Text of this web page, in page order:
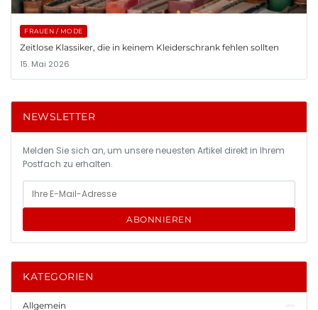
FRAUEN / MODE
Zeitlose Klassiker, die in keinem Kleiderschrank fehlen sollten
15. Mai 2026
NEWSLETTER
Melden Sie sich an, um unsere neuesten Artikel direkt in Ihrem
Postfach zu erhalten.
ABONNIEREN
KATEGORIEN
Allgemein